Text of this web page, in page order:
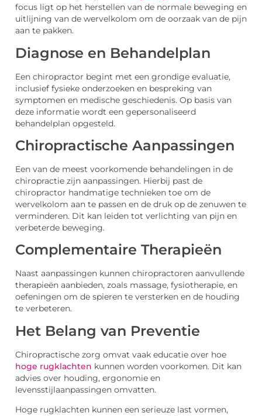
focus ligt op het herstellen van de normale beweging en
uitlijning van de wervelkolom om de oorzaak van de pijn
aan te pakken.
Diagnose en Behandelplan
Een chiropractor begint met een grondige evaluatie,
inclusief fysieke onderzoeken en bespreking van
symptomen en medische geschiedenis. Op basis van
deze informatie wordt een gepersonaliseerd
behandelplan opgesteld.
Chiropractische Aanpassingen
Een van de meest voorkomende behandelingen in de
chiropractie zijn aanpassingen. Hierbij past de
chiropractor handmatige technieken toe om de
wervelkolom aan te passen en de druk op de zenuwen te
verminderen. Dit kan leiden tot verlichting van pijn en
verbeterde beweging.
Complementaire Therapieën
Naast aanpassingen kunnen chiropractoren aanvullende
therapieën aanbieden, zoals massage, fysiotherapie, en
oefeningen om de spieren te versterken en de houding
te verbeteren.
Het Belang van Preventie
Chiropractische zorg omvat vaak educatie over hoe
hoge rugklachten kunnen worden voorkomen. Dit kan
advies over houding, ergonomie en
levensstijlaanpassingen omvatten.
Hoge rugklachten kunnen een serieuze last vormen,